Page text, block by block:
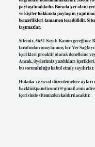
paylaşılmaktadır. Burada yer alan
ve kişiler hakkında paylaşım
benzerlikleri tamamen tesadüfidir.
taşımazlar.
Sitemiz, 5651 Sayılı Kanun
tarafından onaylanmış bir Yer
içerikleri proaktif olarak denetleme
Ancak, üyelerimiz yazdıkları
bu sorumluluğu kabul etmiş sayılırlar.
Hukuka ve yasal düzenlemelere
backlinkpanelicomtr@gmail.com
içerisinde sitemizden kaldırılacaktır.